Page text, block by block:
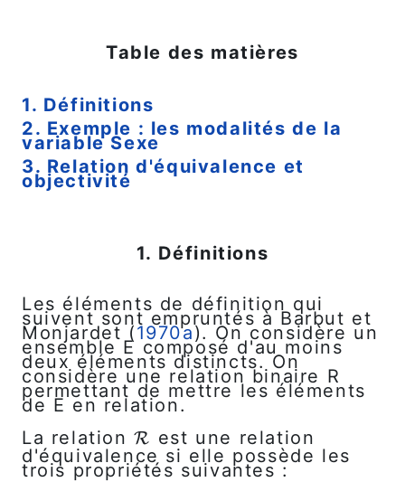
Table des matières
1. Définitions
2. Exemple : les modalités de la
variable Sexe
3. Relation d'équivalence et
objectivité
1. Définitions
Les éléments de définition qui
suivent sont empruntés à Barbut et
Monjardet (1970a). On considère un
ensemble E composé d'au moins
deux éléments distincts. On
considère une relation binaire R
permettant de mettre les éléments
de E en relation.
La relationR
R est une relation
d'équivalence si elle possède les
trois propriétés suivantes :